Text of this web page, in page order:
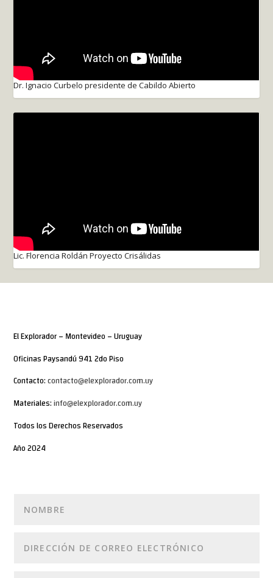
Dr. Ignacio Curbelo presidente de Cabildo Abierto
Lic. Florencia Roldán Proyecto Crisálidas
El Explorador – Montevideo – Uruguay
Oficinas Paysandú 941 2do Piso
Contacto:contacto@elexplorador.com.uy
Materiales:info@elexplorador.com.uy
Todos los Derechos Reservados
Año 2024